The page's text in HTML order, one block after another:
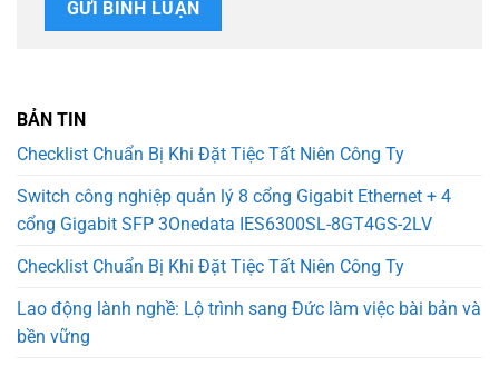
BẢN TIN
Checklist Chuẩn Bị Khi Đặt Tiệc Tất Niên Công Ty
Switch công nghiệp quản lý 8 cổng Gigabit Ethernet + 4
cổng Gigabit SFP 3Onedata IES6300SL-8GT4GS-2LV
Checklist Chuẩn Bị Khi Đặt Tiệc Tất Niên Công Ty
Lao động lành nghề: Lộ trình sang Đức làm việc bài bản và
bền vững